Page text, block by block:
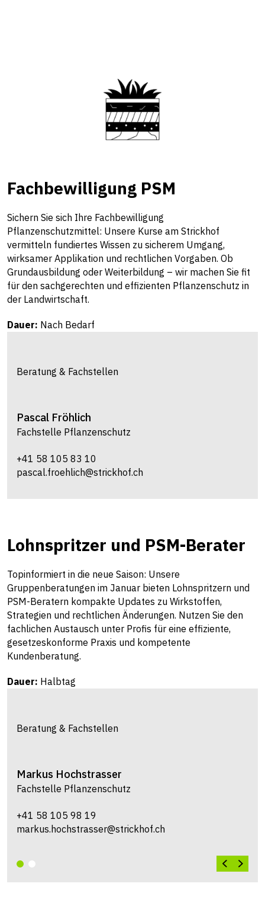
Fachbewilligung PSM
Sichern Sie sich Ihre Fachbewilligung
Pflanzenschutzmittel: Unsere Kurse am Strickhof
vermitteln fundiertes Wissen zu sicherem Umgang,
wirksamer Applikation und rechtlichen Vorgaben. Ob
Grundausbildung oder Weiterbildung – wir machen Sie fit
für den sachgerechten und effizienten Pflanzenschutz in
der Landwirtschaft.
Dauer: Nach Bedarf
Beratung & Fachstellen
Pascal Fröhlich
Fachstelle Pflanzenschutz
+41 58 105 83 10
pascal.froehlich@strickhof.ch
Lohnspritzer und PSM-Berater
Topinformiert in die neue Saison: Unsere
Gruppenberatungen im Januar bieten Lohnspritzern und
PSM-Beratern kompakte Updates zu Wirkstoffen,
Strategien und rechtlichen Änderungen. Nutzen Sie den
fachlichen Austausch unter Profis für eine effiziente,
gesetzeskonforme Praxis und kompetente
Kundenberatung.
Dauer: Halbtag
Beratung & Fachstellen
Markus Hochstrasser
Fachstelle Pflanzenschutz
+41 58 105 98 19
markus.hochstrasser@strickhof.ch